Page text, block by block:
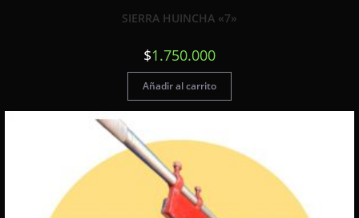
SIERRA HUINCHA «7»
$1.750.000
Añadir al carrito